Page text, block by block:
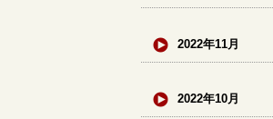
2022年11月
2022年10月